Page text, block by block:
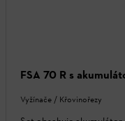
FSA 70 R s
Vyžínače / Křovinořezy